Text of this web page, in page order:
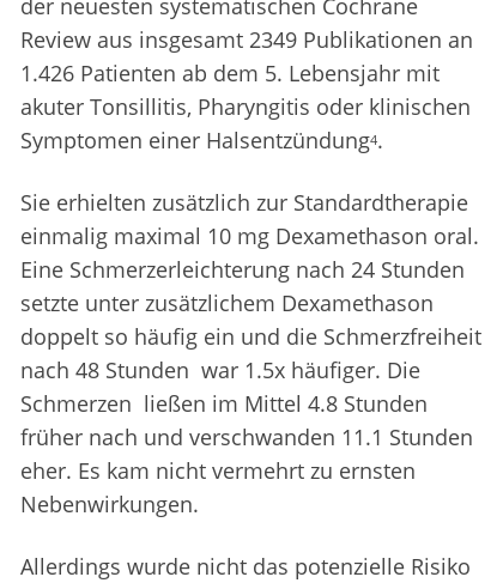
der neuesten systematischen Cochrane
Review aus insgesamt 2349 Publikationen an
1.426 Patienten ab dem 5. Lebensjahr mit
akuter Tonsillitis, Pharyngitis oder klinischen
Symptomen einer Halsentzündung4.
Sie erhielten zusätzlich zur Standardtherapie
einmalig maximal 10 mg Dexamethason oral.
Eine Schmerzerleichterung nach 24 Stunden
setzte unter zusätzlichem Dexamethason
doppelt so häufig ein und die Schmerzfreiheit
nach 48 Stunden war 1.5x häufiger. Die
Schmerzen ließen im Mittel 4.8 Stunden
früher nach und verschwanden 11.1 Stunden
eher. Es kam nicht vermehrt zu ernsten
Nebenwirkungen.
Allerdings wurde nicht das potenzielle Risiko